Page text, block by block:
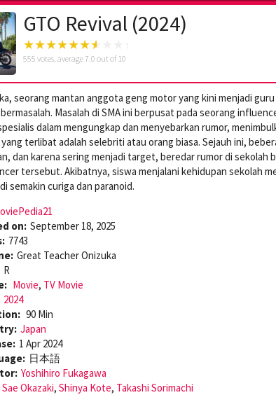
GTO Revival (2024)
555 votes, average7.0 out of 10
seorang mantan anggota geng motor yang kini menjadi
Masalah di SMA ini berpusat pada seorang
dalam mengungkap dan menyebarkan rumor,
terlibat adalah selebriti atau orang biasa. Sejauh ini,
dan karena sering menjadi target, beredar rumor di sekolah
tersebut. Akibatnya, siswa menjalani kehidupan sekolah
semakin curiga dan paranoid.
on: September 18, 2025
7743
Great Teacher Onizuka
R
Movie, TV Movie
2024
90 Min
Japan
1 Apr 2024
日本語
Yoshihiro Fukagawa
Sae Okazaki, Shinya Kote, Takashi Sorimachi